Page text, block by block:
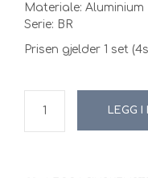
Materiale: Aluminium
Serie: BR
Prisen gjelder 1 set
LEGG I